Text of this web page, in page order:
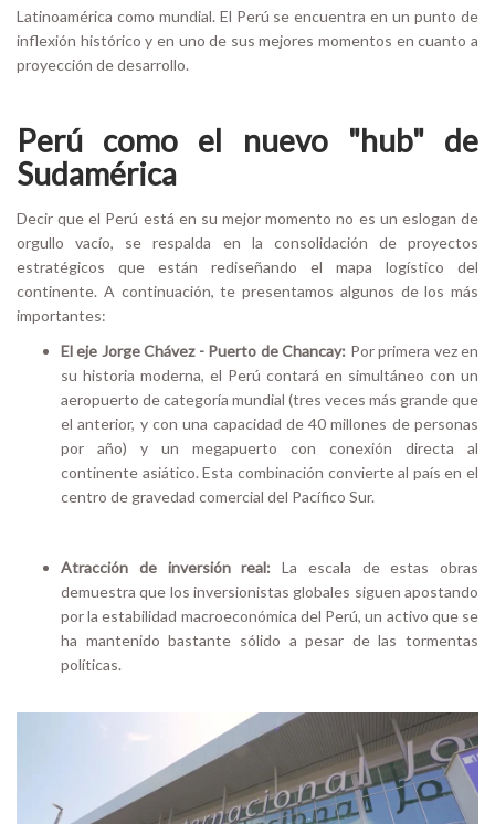
Latinoamérica como mundial. El Perú se encuentra en un punto de
inflexión histórico y en uno de sus mejores momentos en cuanto a
proyección de desarrollo.
Perú como el nuevo "hub" de
Sudamérica
Decir que el Perú está en su mejor momento no es un eslogan de
orgullo vacío, se respalda en la consolidación de proyectos
estratégicos que están rediseñando el mapa logístico del
continente. A continuación, te presentamos algunos de los más
importantes:
El eje Jorge Chávez - Puerto de Chancay: Por primera vez en
su historia moderna, el Perú contará en simultáneo con un
aeropuerto de categoría mundial (tres veces más grande que
el anterior, y con una capacidad de 40 millones de personas
por año) y un megapuerto con conexión directa al
continente asiático. Esta combinación convierte al país en el
centro de gravedad comercial del Pacífico Sur.
Atracción de inversión real: La escala de estas obras
demuestra que los inversionistas globales siguen apostando
por la estabilidad macroeconómica del Perú, un activo que se
ha mantenido bastante sólido a pesar de las tormentas
políticas.